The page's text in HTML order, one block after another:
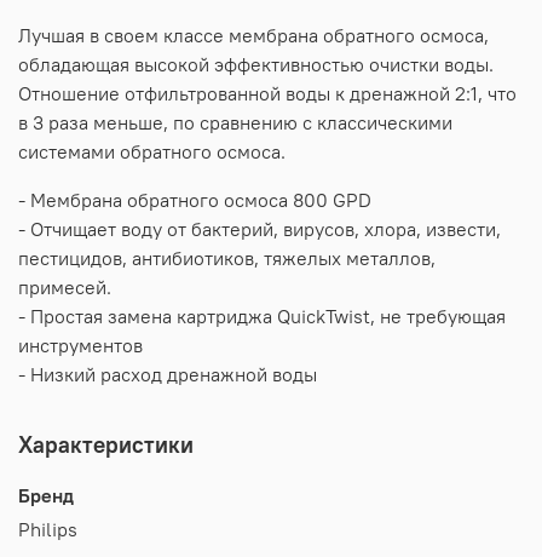
Лучшая в своем классе мембрана обратного осмоса,
обладающая высокой эффективностью очистки воды.
Отношение отфильтрованной воды к дренажной 2:1, что
в 3 раза меньше, по сравнению с классическими
системами обратного осмоса.
- Мембрана обратного осмоса 800 GPD
- Отчищает воду от бактерий, вирусов, хлора, извести,
пестицидов, антибиотиков, тяжелых металлов,
примесей.
- Простая замена картриджа QuickTwist, не требующая
инструментов
- Низкий расход дренажной воды
Характеристики
Бренд
Philips